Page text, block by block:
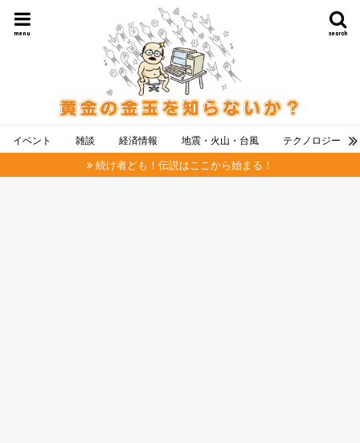
search
menu
イベント 雑談 経済情報 地震・火山・台風 テクノロジー
続け者ども！伝説はここから始まる！